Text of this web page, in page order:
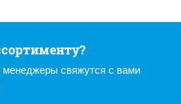
свяжутся с вами